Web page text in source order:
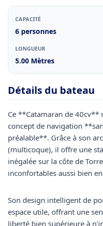
CAPACITÉ
6 personnes
LONGUEUR
5.00 Mètres
Détails du bateau
Ce **Catamaran de
concept de navigation
préalable**. Grâce à son
(multicoque), il offre une
inégalée sur la côte de
inconfortables aussi bien
Son design intelligent de
espace utile, offrant une
liberté bien supérieure à